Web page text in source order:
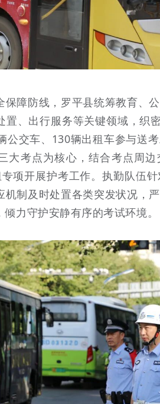
保障防线，罗平县统筹教育、
置、出行服务等关键领域，织
公交车、130辆出租车参与送
大考点为核心，结合考点周
项开展护考工作。执勤队伍
机制及时处置各类突发状况，
力守护安静有序的考试环境。